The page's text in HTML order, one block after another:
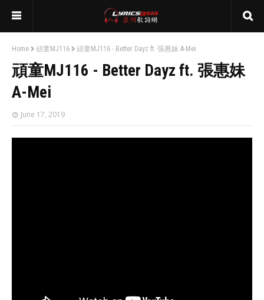
Home 頑童MJ116 頑童MJ116 - Better Dayz ft. 張惠妹 A-Mei
頑童MJ116 - Better Dayz ft. 張惠妹
A-Mei
June 17, 2019